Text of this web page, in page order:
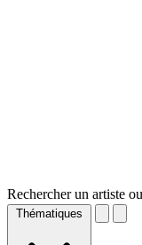
Rechercher un artiste
Thématiques